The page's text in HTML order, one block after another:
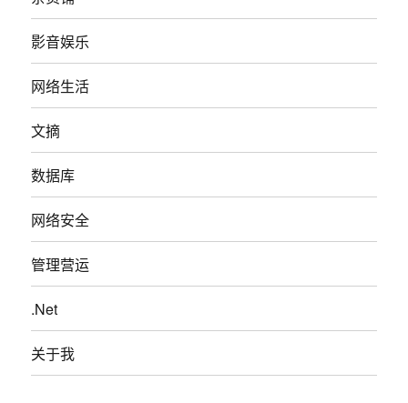
影音娱乐
网络生活
文摘
数据库
网络安全
管理营运
.Net
关于我